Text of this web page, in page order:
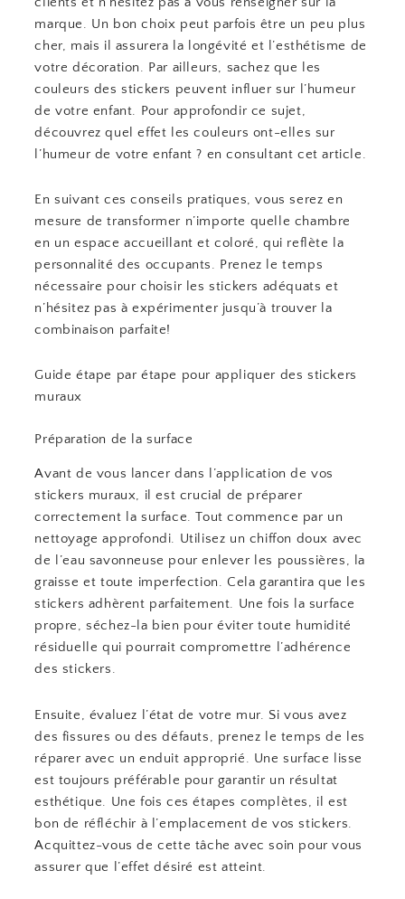
marque. Un bon choix peut parfois être un peu plus
cher, mais il assurera la longévité et l’esthétisme de
votre décoration. Par ailleurs, sachez que les
couleurs des stickers peuvent influer sur l’humeur
de votre enfant. Pour approfondir ce sujet,
découvrez quel effet les couleurs ont-elles sur
l’humeur de votre enfant ? en consultant cet article.
En suivant ces conseils pratiques, vous serez en
mesure de transformer n’importe quelle chambre
en un espace accueillant et coloré, qui reflète la
personnalité des occupants. Prenez le temps
nécessaire pour choisir les stickers adéquats et
n’hésitez pas à expérimenter jusqu’à trouver la
combinaison parfaite!
Guide étape par étape pour appliquer des stickers
muraux
Préparation de la surface
Avant de vous lancer dans l’application de vos
stickers muraux, il est crucial de préparer
correctement la surface. Tout commence par un
nettoyage approfondi. Utilisez un chiffon doux avec
de l’eau savonneuse pour enlever les poussières, la
graisse et toute imperfection. Cela garantira que les
stickers adhèrent parfaitement. Une fois la surface
propre, séchez-la bien pour éviter toute humidité
résiduelle qui pourrait compromettre l’adhérence
des stickers.
Ensuite, évaluez l’état de votre mur. Si vous avez
des fissures ou des défauts, prenez le temps de les
réparer avec un enduit approprié. Une surface lisse
est toujours préférable pour garantir un résultat
esthétique. Une fois ces étapes complètes, il est
bon de réfléchir à l’emplacement de vos stickers.
Acquittez-vous de cette tâche avec soin pour vous
assurer que l’effet désiré est atteint.